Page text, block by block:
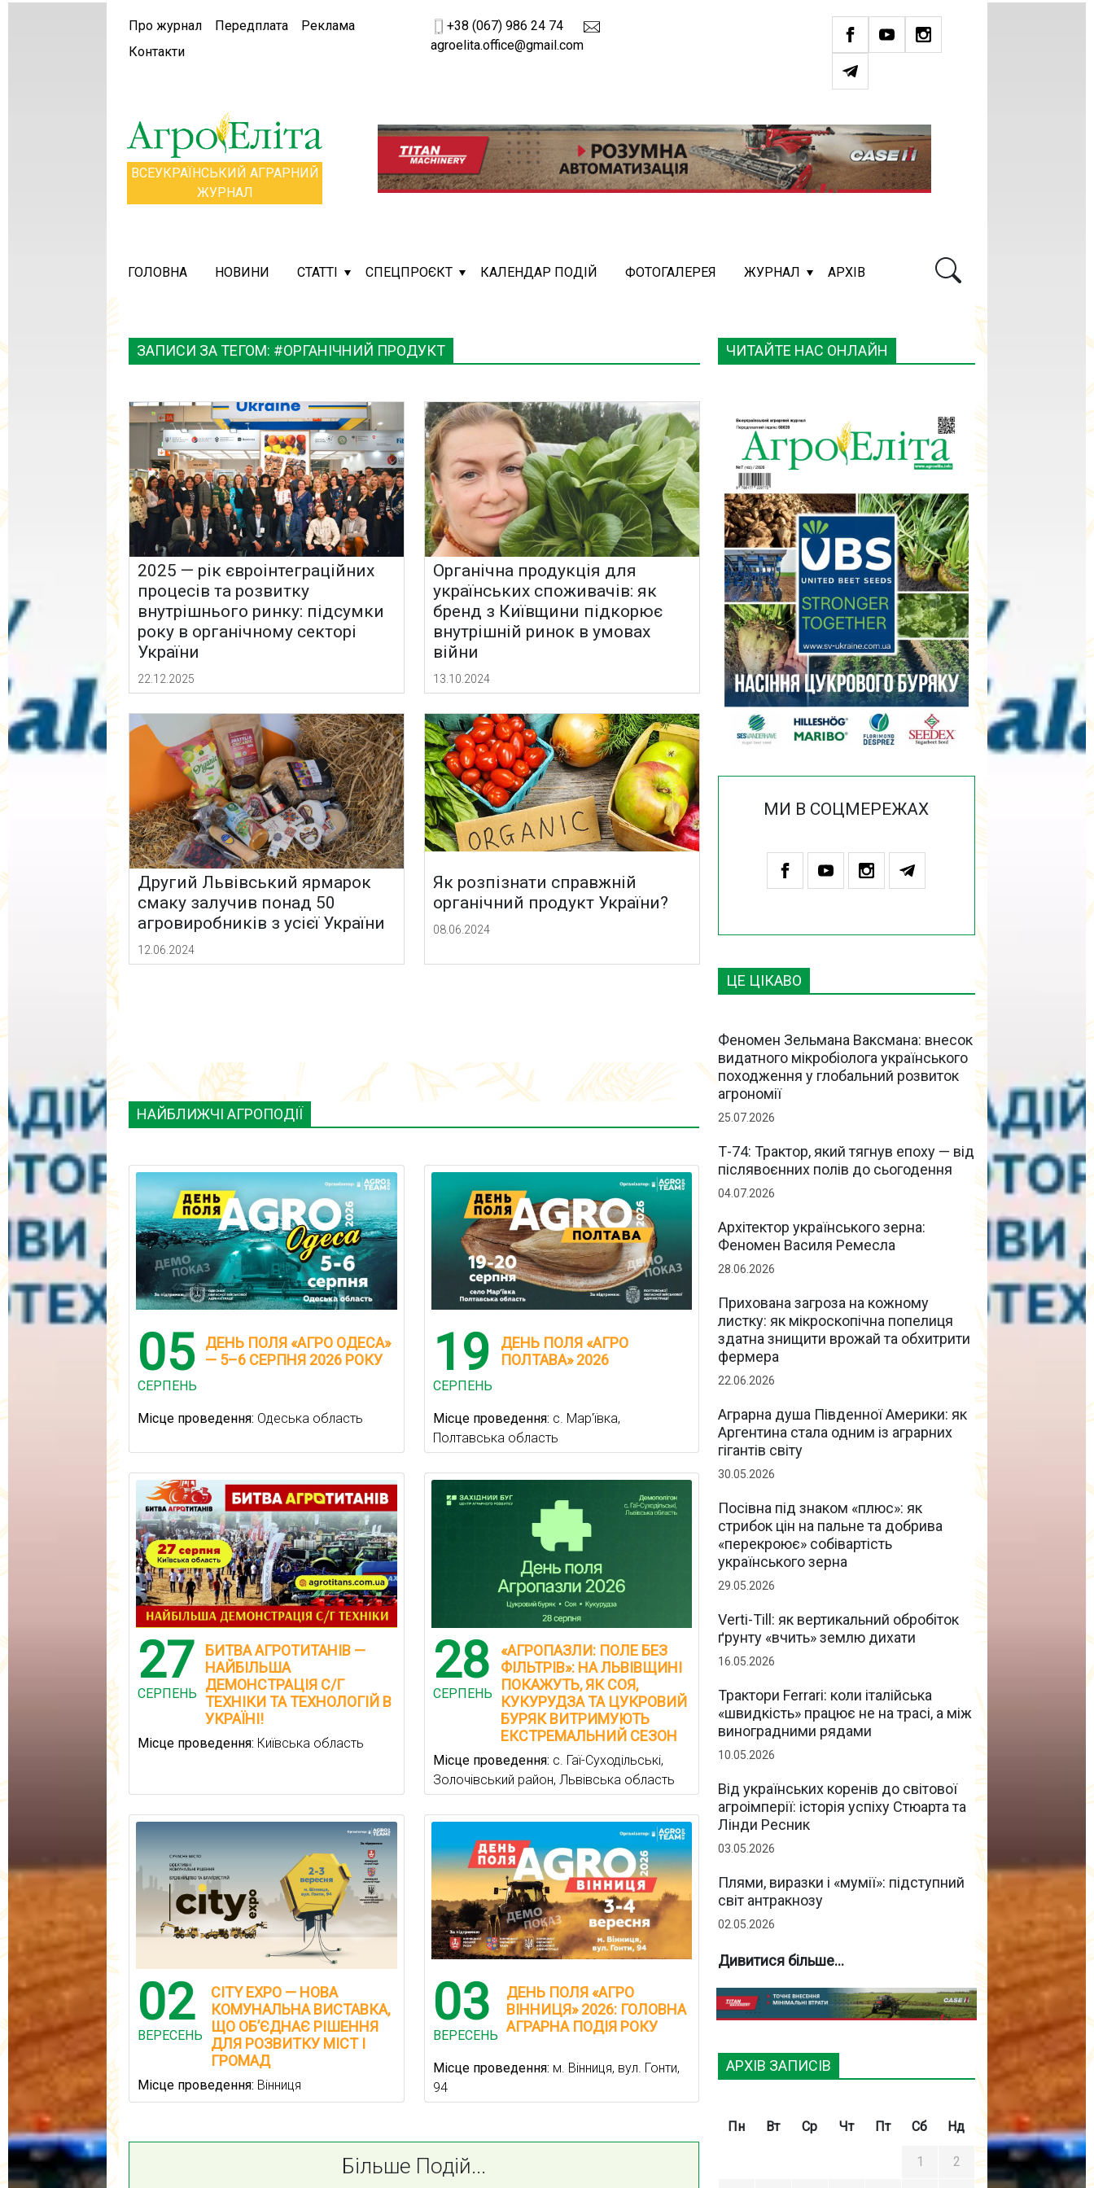
Про журнал Передплата
Реклама
Контакти
+38 (067) 986 24 74
agroelita.office@gmail.com
ВСЕУКРАЇНСЬКИЙ АГРАРНИЙ
ЖУРНАЛ
ГОЛОВНА НОВИНИ СТАТТІ СПЕЦПРОЄКТ КАЛЕНДАР ПОДІЙ ФОТОГАЛЕРЕЯ ЖУРНАЛ АРХІВ
ЧИТАЙТЕ НАС ОНЛАЙН
МИ В СОЦМЕРЕЖАХ
ЦЕ ЦІКАВО
Феномен Зельмана Ваксмана: внесок
видатного мікробіолога українського
походження у глобальний розвиток
агрономії
25.07.2026
Т-74: Трактор, який тягнув епоху — від
післявоєнних полів до сьогодення
04.07.2026
Архітектор українського зерна:
Феномен Василя Ремесла
28.06.2026
Прихована загроза на кожному
листку: як мікроскопічна попелиця
здатна знищити врожай та обхитрити
фермера
22.06.2026
Аграрна душа Південної Америки: як
Аргентина стала одним із аграрних
гігантів світу
30.05.2026
Посівна під знаком «плюс»: як
стрибок цін на пальне та добрива
«перекроює» собівартість
українського зерна
29.05.2026
Verti-Till: як вертикальний обробіток
ґрунту «вчить» землю дихати
16.05.2026
Трактори Ferrari: коли італійська
«швидкість» працює не на трасі, а між
виноградними рядами
10.05.2026
Від українських коренів до світової
агроімперії: історія успіху Стюарта та
Лінди Ресник
03.05.2026
Плями, виразки і «мумії»: підступний
світ антракнозу
02.05.2026
Дивитися більше...
АРХІВ ЗАПИСІВ
Пн Вт Ср Чт Пт Сб Нд
1 2
ЗАПИСИ ЗА ТЕГОМ: #ОРГАНІЧНИЙ ПРОДУКТ
2025 — рік євроінтеграційних
процесів та розвитку
внутрішнього ринку: підсумки
року в органічному секторі
України
22.12.2025
Органічна продукція для
українських споживачів: як
бренд з Київщини підкорює
внутрішній ринок в умовах
війни
13.10.2024
Другий Львівський ярмарок
смаку залучив понад 50
агровиробників з усієї України
12.06.2024
Як розпізнати справжній
органічний продукт України?
08.06.2024
НАЙБЛИЖЧІ АГРОПОДІЇ
05
СЕРПЕНЬ
ДЕНЬ ПОЛЯ «АГРО ОДЕСА»
— 5–6 СЕРПНЯ 2026 РОКУ
Місце проведення: Одеська область
19
СЕРПЕНЬ
ДЕНЬ ПОЛЯ «АГРО
ПОЛТАВА» 2026
Місце проведення: с. Мар'ївка,
Полтавська область
27
СЕРПЕНЬ
БИТВА АГРОТИТАНІВ —
НАЙБІЛЬША
ДЕМОНСТРАЦІЯ С/Г
ТЕХНІКИ ТА ТЕХНОЛОГІЙ В
УКРАЇНІ!
Місце проведення: Київська область
28
СЕРПЕНЬ
«АГРОПАЗЛИ: ПОЛЕ БЕЗ
ФІЛЬТРІВ»: НА ЛЬВІВЩИНІ
ПОКАЖУТЬ, ЯК СОЯ,
КУКУРУДЗА ТА ЦУКРОВИЙ
БУРЯК ВИТРИМУЮТЬ
ЕКСТРЕМАЛЬНИЙ СЕЗОН
Місце проведення: с. Гаї-Суходільські,
Золочівський район, Львівська область
02
ВЕРЕСЕНЬ
CITY EXPO — НОВА
КОМУНАЛЬНА ВИСТАВКА,
ЩО ОБ’ЄДНАЄ РІШЕННЯ
ДЛЯ РОЗВИТКУ МІСТ І
ГРОМАД
Місце проведення: Вінниця
03
ВЕРЕСЕНЬ
ДЕНЬ ПОЛЯ «АГРО
ВІННИЦЯ» 2026: ГОЛОВНА
АГРАРНА ПОДІЯ РОКУ
Місце проведення: м. Вінниця, вул. Гонти,
94
Більше Подій...